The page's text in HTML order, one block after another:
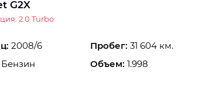
G2X
2.0 Turbo
2008/6 Пробег: 31 604 км.
Бензин Объем: 1.998